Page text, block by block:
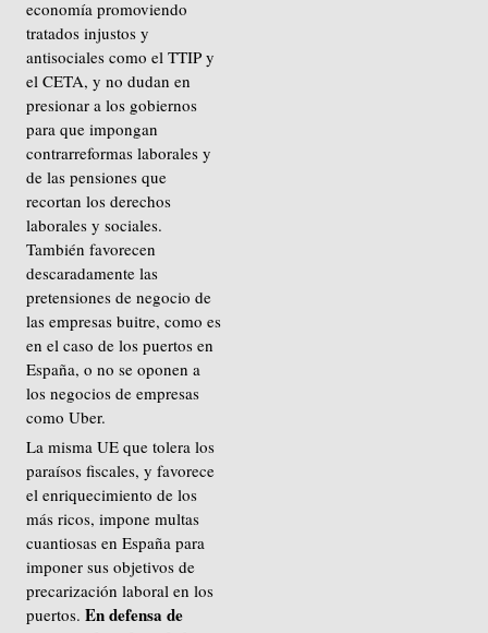
economía promoviendo
tratados injustos y
antisociales como el TTIP y
el CETA, y no dudan en
presionar a los gobiernos
para que impongan
contrarreformas laborales y
de las pensiones que
recortan los derechos
laborales y sociales.
También favorecen
descaradamente las
pretensiones de negocio de
las empresas buitre, como es
en el caso de los puertos en
España, o no se oponen a
los negocios de empresas
como Uber.
La misma UE que tolera los
paraísos fiscales, y favorece
el enriquecimiento de los
más ricos, impone multas
cuantiosas en España para
imponer sus objetivos de
precarización laboral en los
puertos.En defensa de